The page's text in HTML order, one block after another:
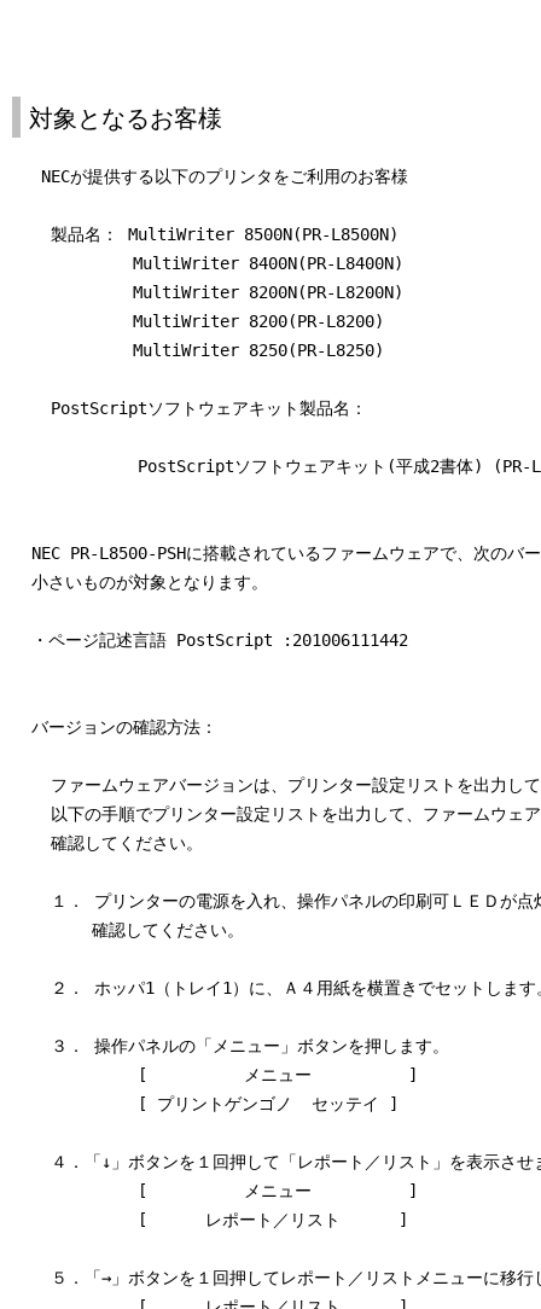
対象となるお客様
   NECが提供する以下のプリンタをご利用のお客様
    製品名： MultiWriter 8500N(PR-L8500N)
   　　      MultiWriter 8400N(PR-L8400N)
    　　     MultiWriter 8200N(PR-L8200N)
   　　      MultiWriter 8200(PR-L8200)
    　　     MultiWriter 8250(PR-L8250)
    PostScriptソフトウェアキット製品名：
PostScriptソフトウェアキット(平成2書体) (PR-
NEC PR-L8500-PSHに搭載されているファームウェアで、次のバ
  小さいものが対象となります。
  ・ページ記述言語 PostScript :201006111442
  バージョンの確認方法：
ファームウェアバージョンは、プリンター設定リストを出力し
以下の手順でプリンター設定リストを出力して、ファームウェ
    確認してください。
１． プリンターの電源を入れ、操作パネルの印刷可ＬＥＤが点
確認してください。
２． ホッパ1（トレイ1）に、Ａ４用紙を横置きでセットします
    ３． 操作パネルの「メニュー」ボタンを押します。
             [          メニュー          ]
             [ プリントゲンゴノ  セッテイ ]
４．「↓」ボタンを１回押して「レポート／リスト」を表示させ
             [          メニュー          ]
             [      レポート／リスト      ]
５．「→」ボタンを１回押してレポート／リストメニューに移行